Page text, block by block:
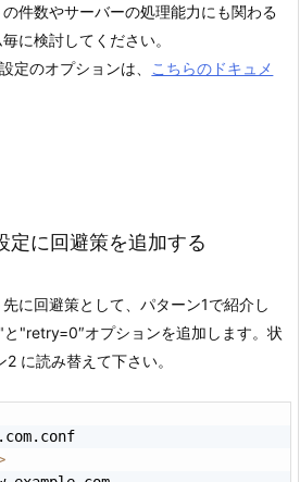
件数やサーバーの処理能力にも関わる
に検討してください。
定のオプションは、 こちらのドキュメ
に回避策を追加する
に回避策として、パターン1で紹介し
"retry=0″オプションを追加します。状
に読み替えて下さい。